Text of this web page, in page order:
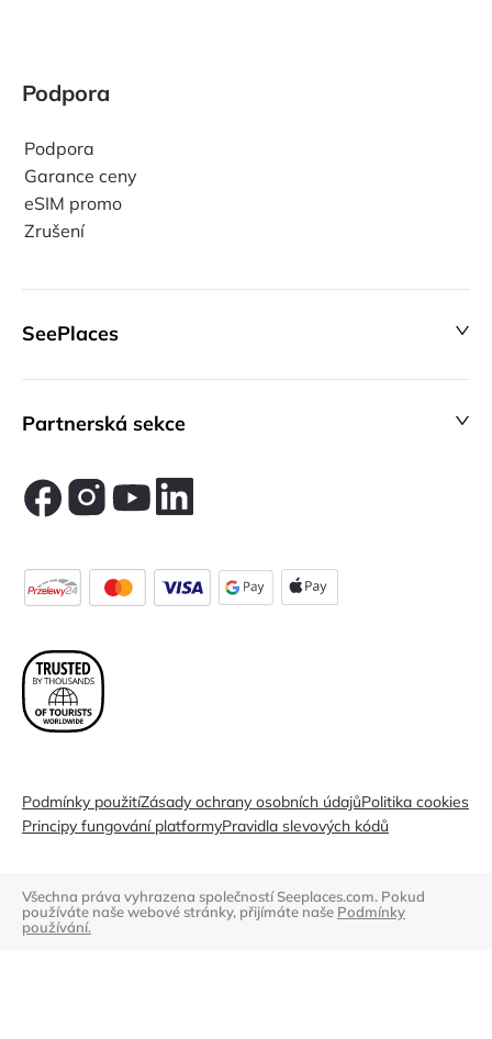
Podpora
Podpora
Garance ceny
eSIM promo
Zrušení
SeePlaces
Partnerská sekce
Podmínky použitíZásady ochrany osobních údajůPolitika cookies
Principy fungování platformyPravidla slevových kódů
Všechna práva vyhrazena společností Seeplaces.com. Pokud
používáte naše webové stránky, přijímáte naše Podmínky
používání.